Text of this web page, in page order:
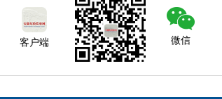
客户端 微信